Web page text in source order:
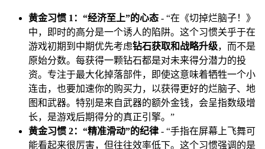
黄金习惯 1：“经济至上”的心态 - “在《切掉烂脑子！》
中，即时的高分是一个诱人的陷阱。这个习惯关乎于在
游戏初期到中期优先考虑钻石获取和战略升级，而不是
原始分数。每获得一颗钻石都是对未来得分潜力的投
资。专注于最大化掉落部件，即使这意味着牺牲一个小
连击，也要加速你的购买力，以获得更好的烂脑子、地
图和武器。特别是来自武器的额外金钱，会呈指数级增
长，是游戏后期得分的真正引擎。”
黄金习惯 2：“精准滑动”的纪律 - “手指在屏幕上飞舞可
能看起来很厉害，但往往效率低下。这个习惯强调的是